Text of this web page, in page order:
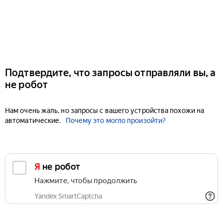
Подтвердите, что запросы отправляли вы, а
не робот
Нам очень жаль, но запросы с вашего устройства похожи на
автоматические.
Почему это могло произойти?
Я не робот
Нажмите, чтобы продолжить
Yandex SmartCaptcha